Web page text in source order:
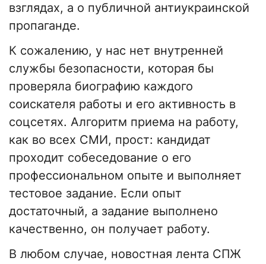
взглядах, а о публичной антиукраинской
пропаганде.
К сожалению, у нас нет внутренней
службы безопасности, которая бы
проверяла биографию каждого
соискателя работы и его активность в
соцсетях. Алгоритм приема на работу,
как во всех СМИ, прост: кандидат
проходит собеседование о его
профессиональном опыте и выполняет
тестовое задание. Если опыт
достаточный, а задание выполнено
качественно, он получает работу.
В любом случае, новостная лента СПЖ